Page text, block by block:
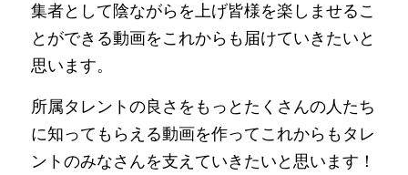
集者として陰ながらを上げ皆様を楽しませるこ
とができる動画をこれからも届けていきたいと
思います。
所属タレントの良さをもっとたくさんの人たち
に知ってもらえる動画を作ってこれからもタレ
ントのみなさんを支えていきたいと思います！